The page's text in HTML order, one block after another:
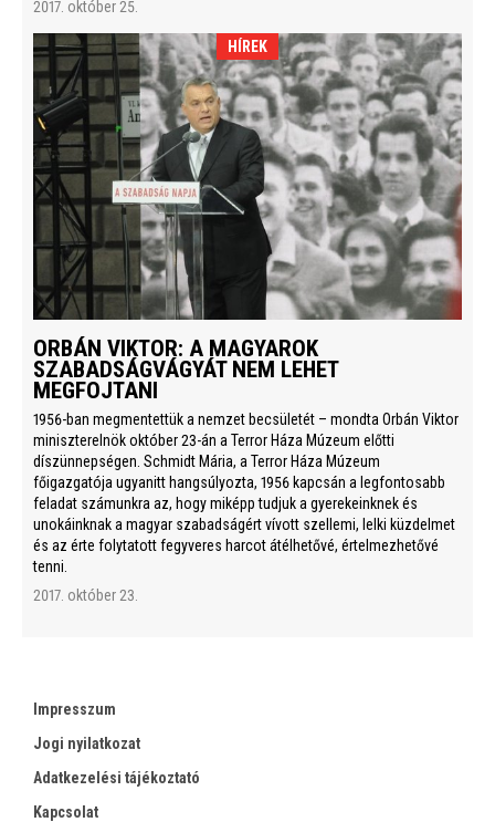
2017. október 25.
HÍREK
ORBÁN VIKTOR: A MAGYAROK
SZABADSÁGVÁGYÁT NEM LEHET
MEGFOJTANI
1956-ban megmentettük a nemzet becsületét – mondta Orbán Viktor
miniszterelnök október 23-án a Terror Háza Múzeum előtti
díszünnepségen. Schmidt Mária, a Terror Háza Múzeum
főigazgatója ugyanitt hangsúlyozta, 1956 kapcsán a legfontosabb
feladat számunkra az, hogy miképp tudjuk a gyerekeinknek és
unokáinknak a magyar szabadságért vívott szellemi, lelki küzdelmet
és az érte folytatott fegyveres harcot átélhetővé, értelmezhetővé
tenni.
2017. október 23.
Impresszum
Jogi nyilatkozat
Adatkezelési tájékoztató
Kapcsolat